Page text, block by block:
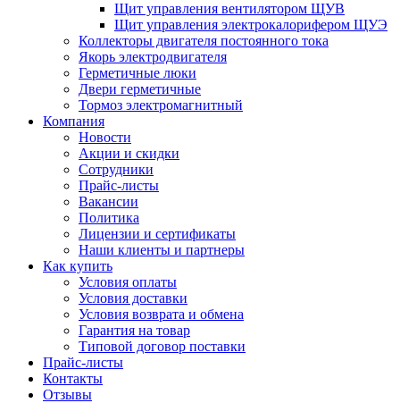
Щит управления вентилятором ЩУВ
Щит управления электрокалорифером ЩУЭ
Коллекторы двигателя постоянного тока
Якорь электродвигателя
Герметичные люки
Двери герметичные
Тормоз электромагнитный
Компания
Новости
Акции и скидки
Сотрудники
Прайс-листы
Вакансии
Политика
Лицензии и сертификаты
Наши клиенты и партнеры
Как купить
Условия оплаты
Условия доставки
Условия возврата и обмена
Гарантия на товар
Типовой договор поставки
Прайс-листы
Контакты
Отзывы